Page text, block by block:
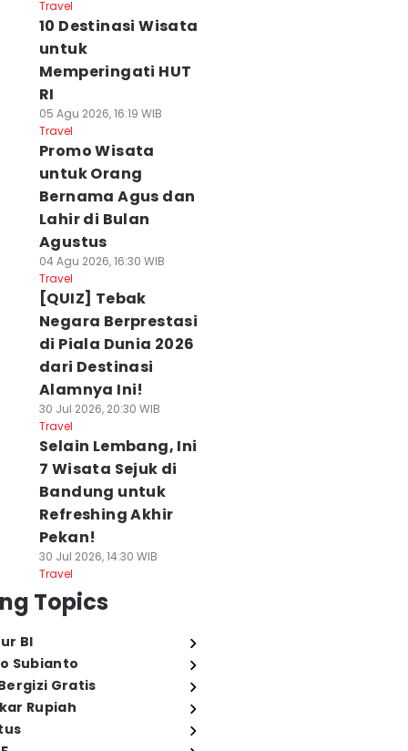
Travel
10 Destinasi Wisata
untuk
Memperingati HUT
RI
05 Agu 2026, 16:19 WIB
Travel
Promo Wisata
untuk Orang
Bernama Agus dan
Lahir di Bulan
Agustus
04 Agu 2026, 16:30 WIB
Travel
[QUIZ] Tebak
Negara Berprestasi
di Piala Dunia 2026
dari Destinasi
Alamnya Ini!
30 Jul 2026, 20:30 WIB
Travel
Selain Lembang, Ini
7 Wisata Sejuk di
Bandung untuk
Refreshing Akhir
Pekan!
30 Jul 2026, 14:30 WIB
Travel
Topics
BI
Subianto
Gratis
Rupiah